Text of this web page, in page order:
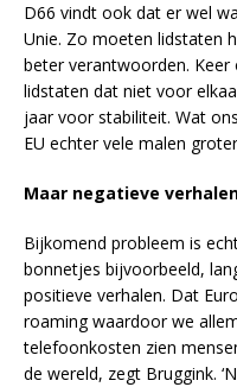
D66 vindt ook dat er wel
Unie. Zo moeten lidstaten
beter verantwoorden.
lidstaten dat niet voor
jaar voor stabiliteit. Wat
EU echter vele malen
Maar negatieve
Bijkomend probleem is
bonnetjes bijvoorbeeld,
positieve verhalen. Dat
roaming waardoor we
telefoonkosten zien
de wereld, zegt Bruggink.